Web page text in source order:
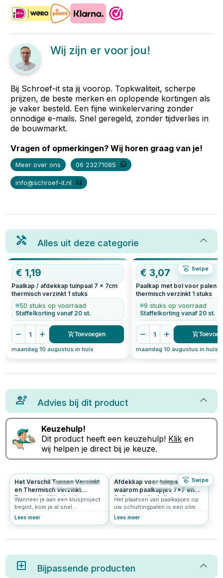
Wij zijn er voor jou!
Bij Schroef-it sta jij voorop. Topkwaliteit, scherpe
prijzen, de beste merken en oplopende kortingen als
je vaker besteld. Een fijne winkelervaring zonder
onnodige e-mails. Snel geregeld, zonder tijdverlies in
de bouwmarkt.
Vragen of opmerkingen? Wij horen graag van je!
Meer over ons 06 23271085
info@schroef-it.nl
Alles uit deze categorie
Swipe
€1,19
Paalkap / afdekkap tuinpaal 7 x 7cm
thermisch verzinkt 1 stuks
50 stuks op voorraad
Staffelkorting vanaf 20 st.
1 Toevoegen
maandag 10 augustus in huis
€ 3,07
Paalkap met bol voor palen
thermisch verzinkt 1 stuks
9 stuks op voorraad
Staffelkorting vanaf 20 st.
1
maandag 10 augustus in huis
Advies bij dit product
Keuzehulp!
Dit product heeft een keuzehulp! Klik en
wij helpen je direct bij je keuze.
Swipe
689 4.6
Het Verschil Tussen Verzinkt
en Thermisch Verzinkt
Eenvoudig Uitgelegd
Wanneer je aan een klusproject
begint, kom je al snel
verschillende materialen en
thermisch verzinkt staal? In dit
artikel lees je daar alles over.
Lees meer
270 4.9
Afdekkap voor tuinpaal:
waarom paalkapjes 7x7 en
9x9 essentieel zijn
Het plaatsen van paalkapjes op
uw schuttingpalen is een slimme
investering in zowel de
verzorgde look van uw
Lees meer
Bijpassende producten